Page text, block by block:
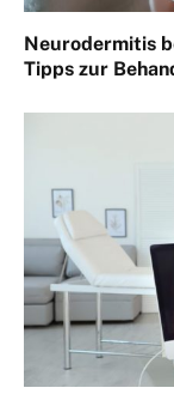
Neurodermitis
Tipps zur